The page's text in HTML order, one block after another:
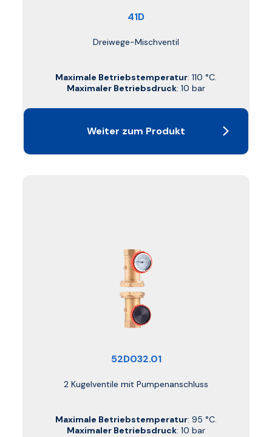
41D
Dreiwege-Mischventil
Maximale Betriebstemperatur: 110 °C.
Maximaler Betriebsdruck: 10 bar
Weiter zum Produkt
52D032.01
2 Kugelventile mit Pumpenanschluss
Maximale Betriebstemperatur: 95 °C.
Maximaler Betriebsdruck: 10 bar